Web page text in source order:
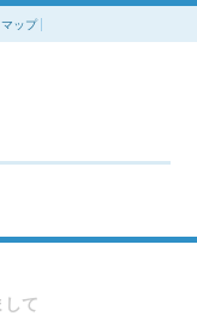
ップ
して